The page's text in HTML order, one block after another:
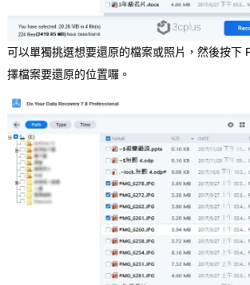
可以單獨挑選想要還原的檔案或照片，然後按下
擇檔案要還原的位置囉。